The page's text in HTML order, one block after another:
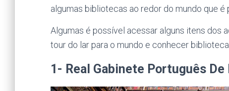
algumas bibliotecas ao redor do mundo que
Algumas é possível acessar alguns itens dos
tour do lar para o mundo e conhecer
1- Real Gabinete Português